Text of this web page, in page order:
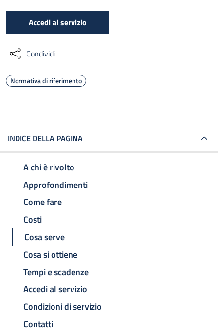
Accedi al servizio
Condividi
Normativa di riferimento
INDICE DELLA PAGINA
A chi è rivolto
Approfondimenti
Come fare
Costi
Cosa serve
Cosa si ottiene
Tempi e scadenze
Accedi al servizio
Condizioni di servizio
Contatti